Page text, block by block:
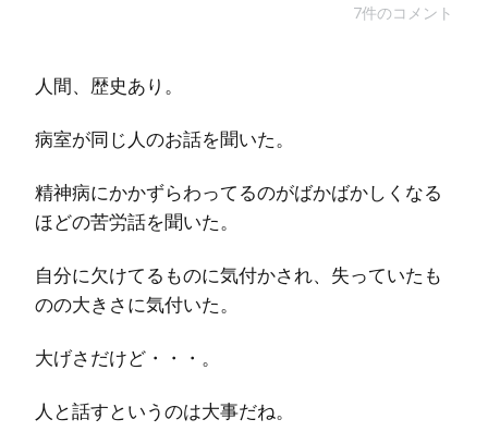
7件のコメント
人間、歴史あり。
病室が同じ人のお話を聞いた。
精神病にかかずらわってるのがばかばかしくなる
ほどの苦労話を聞いた。
自分に欠けてるものに気付かされ、失っていたも
のの大きさに気付いた。
大げさだけど・・・。
人と話すというのは大事だね。